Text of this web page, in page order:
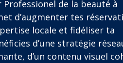
de la beauté à
d’augmenter tes
locale et fidéliser ta
d’une stratégie
d’un contenu visuel